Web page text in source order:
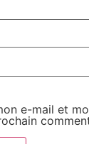
e-mail et